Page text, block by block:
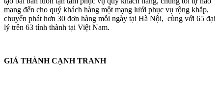
mang đến cho quý khách hàng một mạng lưới phục vụ rộng khắp,
chuyển phát hơn 30 đơn hàng mỗi ngày tại Hà Nội, cùng với 65 đại
lý trên 63 tỉnh thành tại Việt Nam.
GIÁ THÀNH CẠNH TRANH